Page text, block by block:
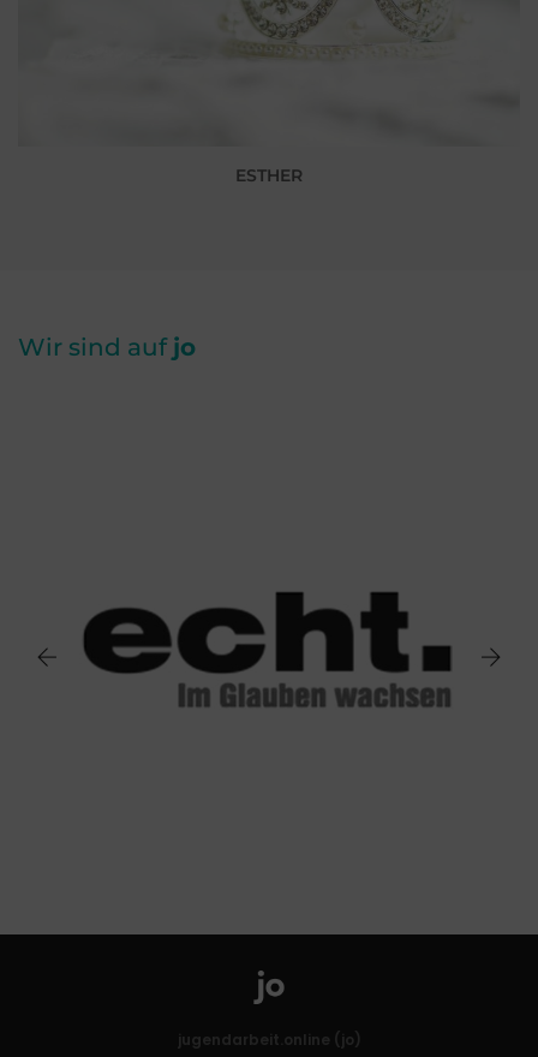
ESTHER
Wir sind auf jo
jugendarbeit.online (jo)